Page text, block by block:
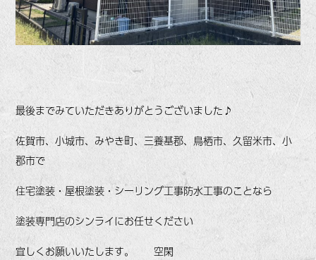
最後までみていただきありがとうございました♪
佐賀市、小城市、みやき町、三養基郡、鳥栖市、久留米市、小
郡市で
住宅塗装・屋根塗装・シーリング工事防水工事のことなら
塗装専門店のシンライにお任せください
宜しくお願いいたします。 空閑